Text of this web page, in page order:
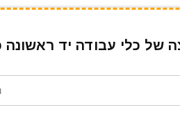
של כלי עבודה יד